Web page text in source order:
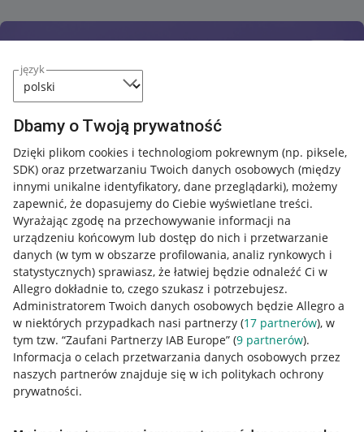
język
Dbamy o Twoją prywatność
Dzięki plikom cookies i technologiom pokrewnym (np. piksele,
SDK) oraz przetwarzaniu Twoich danych osobowych (między
innymi unikalne identyfikatory, dane przeglądarki), możemy
zapewnić, że dopasujemy do Ciebie wyświetlane treści.
Wyrażając zgodę na przechowywanie informacji na
urządzeniu końcowym lub dostęp do nich i przetwarzanie
danych (w tym w obszarze profilowania, analiz rynkowych i
statystycznych) sprawiasz, że łatwiej będzie odnaleźć Ci w
Allegro dokładnie to, czego szukasz i potrzebujesz.
Administratorem Twoich danych osobowych będzie Allegro a
w niektórych przypadkach nasi partnerzy (17 partnerów), w
tym tzw. “Zaufani Partnerzy IAB Europe” (9 partnerów).
Informacja o celach przetwarzania danych osobowych przez
naszych partnerów znajduje się w ich politykach ochrony
prywatności.
Przydatne informacje
Jak to działa